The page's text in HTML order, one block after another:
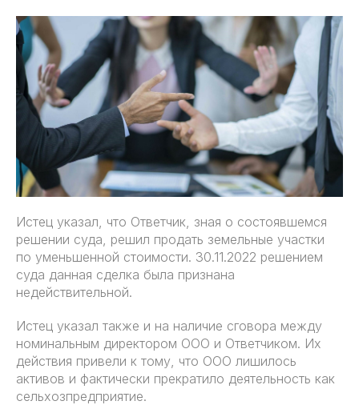
Истец указал, что Ответчик, зная о состоявшемся
решении суда, решил продать земельные участки
по уменьшенной стоимости. 30.11.2022 решением
суда данная сделка была признана
недействительной.
Истец указал также и на наличие сговора между
номинальным директором ООО и Ответчиком. Их
действия привели к тому, что ООО лишилось
активов и фактически прекратило деятельность как
сельхозпредприятие.